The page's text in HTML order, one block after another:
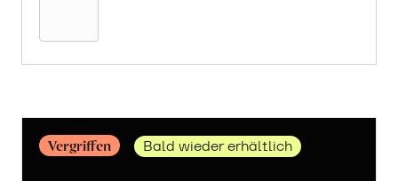
Vergriffen Bald wieder erhältlich